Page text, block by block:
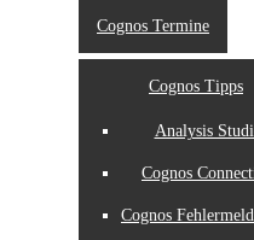
Cognos Termine
Cognos Tipps
Analysis
Cognos
Cognos